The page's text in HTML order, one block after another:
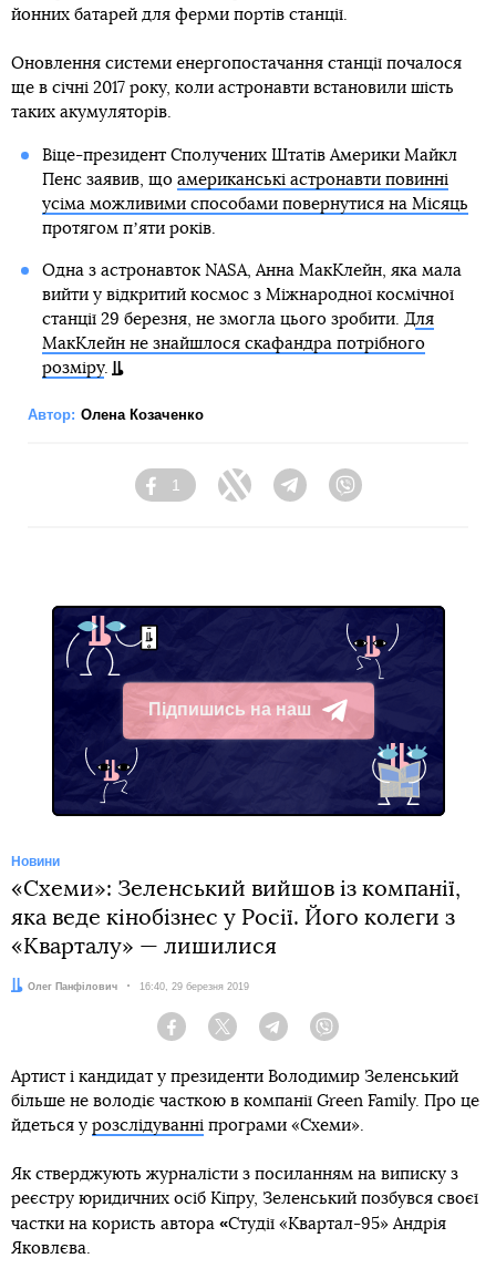
йонних батарей для ферми портів станції.
Оновлення системи енергопостачання станції почалося
ще в січні 2017 року, коли астронавти встановили шість
таких акумуляторів.
Віце-президент Сполучених Штатів Америки Майкл
Пенс заявив, що американські астронавти повинні
усіма можливими способами повернутися на Місяць
протягом пʼяти років.
Одна з астронавток NASA, Анна МакКлейн, яка мала
вийти у відкритий космос з Міжнародної космічної
станції 29 березня, не змогла цього зробити. Для
МакКлейн не знайшлося скафандра потрібного
розміру.
Автор: Олена Козаченко
Facebook
1
Twitter TelegramViber
Підпишись на наш
Telegram
Новини
«Схеми»: Зеленський вийшов із компанії,
яка веде кінобізнес у Росії. Його колеги з
«Кварталу» — лишилися
Автор:
Олег Панфілович Дата:
16:40, 29 березня 2019
Facebook Twitter Telegram
Артист і кандидат у президенти Володимир Зеленський
більше не володіє часткою в компанії Green Family. Про це
йдеться у розслідуванні програми «Схеми».
Як стверджують журналісти з посиланням на виписку з
реєстру юридичних осіб Кіпру, Зеленський позбувся своєї
частки на користь автора «Студії «Квартал-95» Андрія
Яковлєва.